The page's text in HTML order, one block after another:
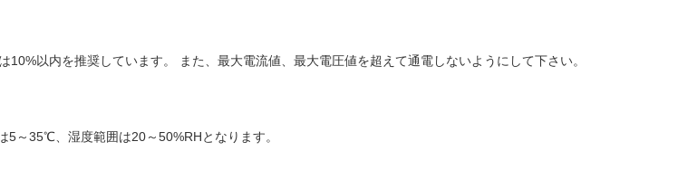
以内を推奨しています。 また、最大電流値、最大電圧値を超えて通電しないようにして下さい。
～35℃、湿度範囲は20～50%RHとなります。